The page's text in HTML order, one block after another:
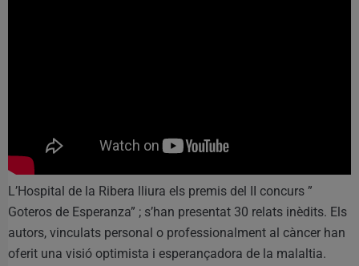
L’Hospital de la Ribera lliura els premis del II concurs ”
Goteros de Esperanza” ; s’han presentat 30 relats inèdits. Els
autors, vinculats personal o professionalment al càncer han
oferit una visió optimista i esperançadora de la malaltia.